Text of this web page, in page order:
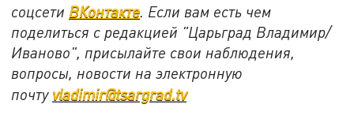
соцсети ВКонтакте. Если вам есть чем
поделиться с редакцией "Царьград Владимир/
Иваново", присылайте свои наблюдения,
вопросы, новости на электронную
почту vladimir@tsargrad.tv